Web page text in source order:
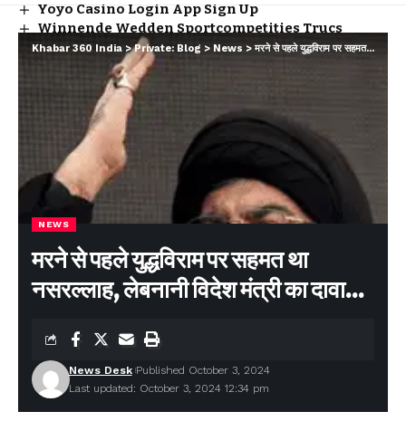
Yoyo Casino Login App Sign Up
Winnende Wedden Sportcompetities Trucs
Facebook
Leave a comment
Khabar 360 India >Private: Blog > News >मरने से पहले युद्धविराम पर सहमत था नसरल्लाह, लेबनानी विदेश मंत्री का दावा…
NEWS
मरने से पहले युद्धविराम पर सहमत था
नसरल्लाह, लेबनानी विदेश मंत्री का दावा…
Last updated: October 3, 2024 12:34 pm
News Desk Published October 3, 2024